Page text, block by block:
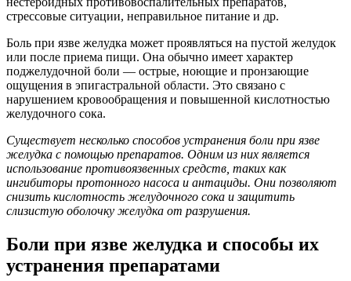
стрессовые ситуации, неправильное питание и др.
Боль при язве желудка может проявляться на пустой желудок
или после приема пищи. Она обычно имеет характер
поджелудочной боли — острые, ноющие и пронзающие
ощущения в эпигастральной области. Это связано с
нарушением кровообращения и повышенной кислотностью
желудочного сока.
Существует несколько способов устранения боли при язве
желудка с помощью препаратов. Одним из них является
использование противоязвенных средств, таких как
ингибиторы протонного насоса и антациды. Они позволяют
снизить кислотность желудочного сока и защитить
слизистую оболочку желудка от разрушения.
Боли при язве желудка и способы их
устранения препаратами